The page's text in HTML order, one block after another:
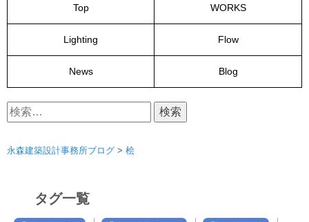
Top WORKS
Lighting Flow
News Blog
検
索:
永森建築設計事務所ブログ > 桧
タグ一覧